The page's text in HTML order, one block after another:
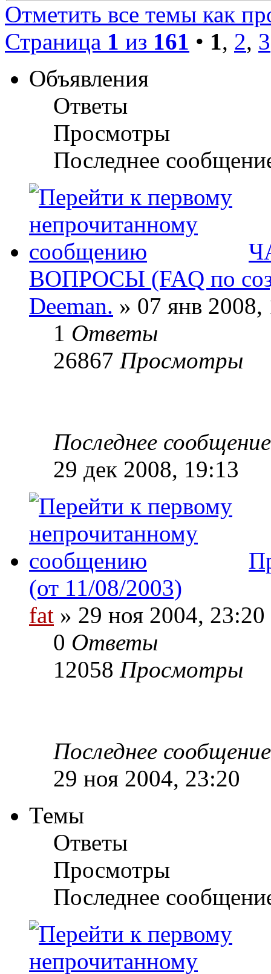
Отметить все темы как
Страница 1 из 161 • 1, 2, 3
Объявления
Ответы
Просмотры
Последнее
ВОПРОСЫ (FAQ по
Deeman. » 07 янв 2008,
1 Ответы
26867 Просмотры
Последнее
29 дек 2008, 19:13
(от 11/08/2003)
fat » 29 ноя 2004, 23:20
0 Ответы
12058 Просмотры
Последнее
29 ноя 2004, 23:20
Темы
Ответы
Просмотры
Последнее